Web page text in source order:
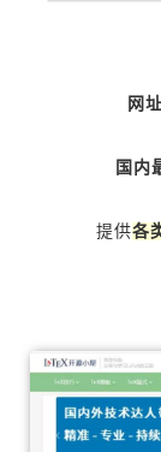
网
国内
提供各